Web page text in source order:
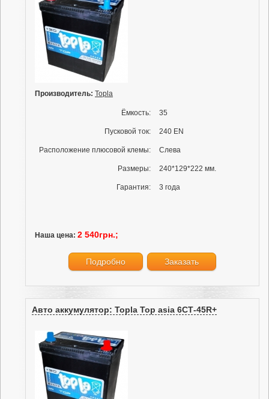
Производитель: Topla
Ёмкость: 35
Пусковой ток: 240 EN
Расположение плюсовой клемы: Слева
Размеры: 240*129*222 мм.
Гарантия: 3 года
Наша цена: 2 540грн.;
Подробно Заказать
Авто аккумулятор: Topla Top asia 6СТ-45R+